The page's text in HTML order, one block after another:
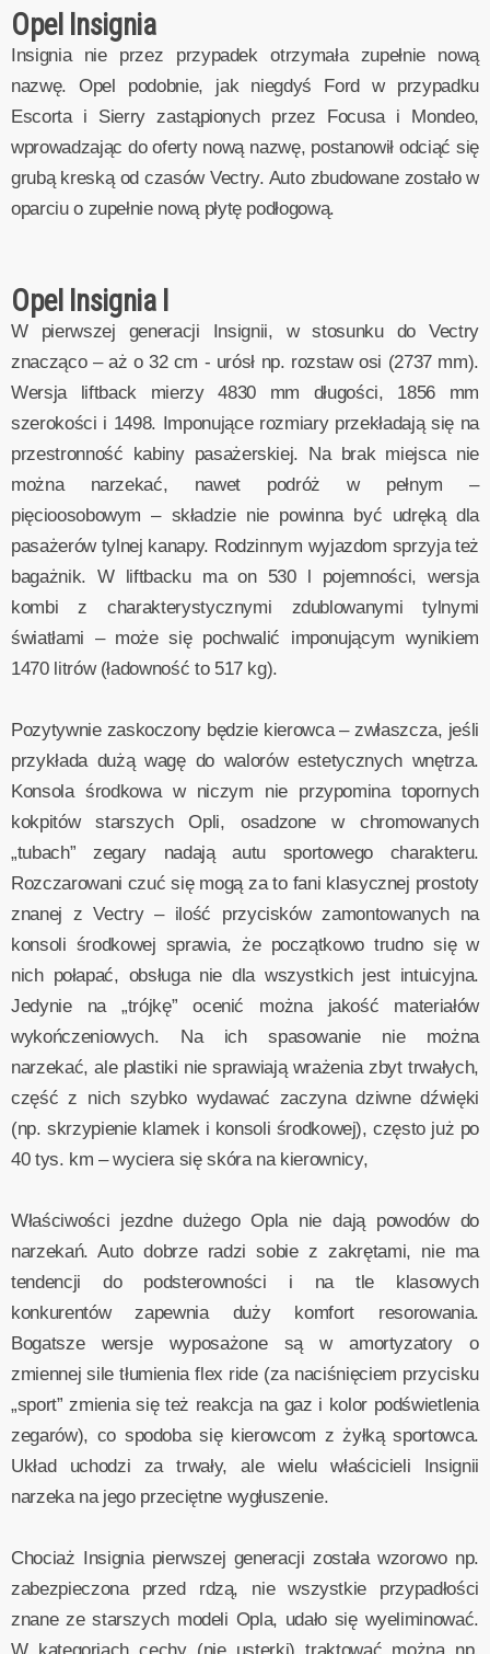
Opel Insignia
Insignia nie przez przypadek otrzymała zupełnie nową
nazwę. Opel podobnie, jak niegdyś Ford w przypadku
Escorta i Sierry zastąpionych przez Focusa i Mondeo,
wprowadzając do oferty nową nazwę, postanowił odciąć się
grubą kreską od czasów Vectry. Auto zbudowane zostało w
oparciu o zupełnie nową płytę podłogową.
Opel Insignia I
W pierwszej generacji Insignii, w stosunku do Vectry
znacząco – aż o 32 cm - urósł np. rozstaw osi (2737 mm).
Wersja liftback mierzy 4830 mm długości, 1856 mm
szerokości i 1498. Imponujące rozmiary przekładają się na
przestronność kabiny pasażerskiej. Na brak miejsca nie
można narzekać, nawet podróż w pełnym –
pięcioosobowym – składzie nie powinna być udręką dla
pasażerów tylnej kanapy. Rodzinnym wyjazdom sprzyja też
bagażnik. W liftbacku ma on 530 l pojemności, wersja
kombi z charakterystycznymi zdublowanymi tylnymi
światłami – może się pochwalić imponującym wynikiem
1470 litrów (ładowność to 517 kg).
Pozytywnie zaskoczony będzie kierowca – zwłaszcza, jeśli
przykłada dużą wagę do walorów estetycznych wnętrza.
Konsola środkowa w niczym nie przypomina topornych
kokpitów starszych Opli, osadzone w chromowanych
„tubach” zegary nadają autu sportowego charakteru.
Rozczarowani czuć się mogą za to fani klasycznej prostoty
znanej z Vectry – ilość przycisków zamontowanych na
konsoli środkowej sprawia, że początkowo trudno się w
nich połapać, obsługa nie dla wszystkich jest intuicyjna.
Jedynie na „trójkę” ocenić można jakość materiałów
wykończeniowych. Na ich spasowanie nie można
narzekać, ale plastiki nie sprawiają wrażenia zbyt trwałych,
część z nich szybko wydawać zaczyna dziwne dźwięki
(np. skrzypienie klamek i konsoli środkowej), często już po
40 tys. km – wyciera się skóra na kierownicy,
Właściwości jezdne dużego Opla nie dają powodów do
narzekań. Auto dobrze radzi sobie z zakrętami, nie ma
tendencji do podsterowności i na tle klasowych
konkurentów zapewnia duży komfort resorowania.
Bogatsze wersje wyposażone są w amortyzatory o
zmiennej sile tłumienia flex ride (za naciśnięciem przycisku
„sport” zmienia się też reakcja na gaz i kolor podświetlenia
zegarów), co spodoba się kierowcom z żyłką sportowca.
Układ uchodzi za trwały, ale wielu właścicieli Insignii
narzeka na jego przeciętne wygłuszenie.
Chociaż Insignia pierwszej generacji została wzorowo np.
zabezpieczona przed rdzą, nie wszystkie przypadłości
znane ze starszych modeli Opla, udało się wyeliminować.